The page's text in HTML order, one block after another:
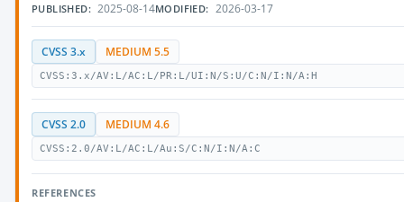
PUBLISHED: 2025-08-14MODIFIED: 2026-03-17
CVSS 3.x MEDIUM 5.5
CVSS:3.x/AV:L/AC:L/PR:L/UI:N/S:U/C:N/I:N/A:H
CVSS 2.0 MEDIUM 4.6
CVSS:2.0/AV:L/AC:L/Au:S/C:N/I:N/A:C
REFERENCES